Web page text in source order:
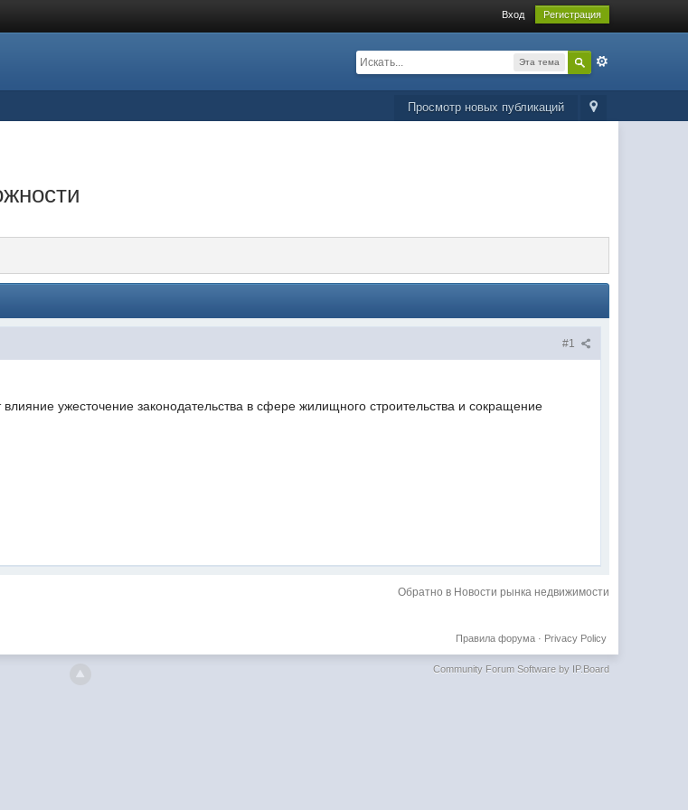
Вход Регистрация
Эта тема
Просмотр новых публикаций
#1
ужесточение законодательства в сфере жилищного строительства и сокращение
Обратно в Новости рынка недвижимости
Privacy Policy
Правила форума·
Community Forum Software by IP.Board